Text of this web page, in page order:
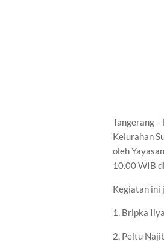
Tangerang
Kelurahan
oleh
10.00 WIB
Kegiatan ini
1. Bripka
2. Peltu